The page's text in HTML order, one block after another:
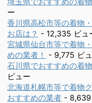
ー
香川県高松市等の着物
お店は？ - 12,335 ビュ
宮城県仙台市等で着物
めの業者！
- 9,775 ビ
石川県でおすすめの着
ビュー
北海道札幌市等で着物
おすすめの業者 - 8,639